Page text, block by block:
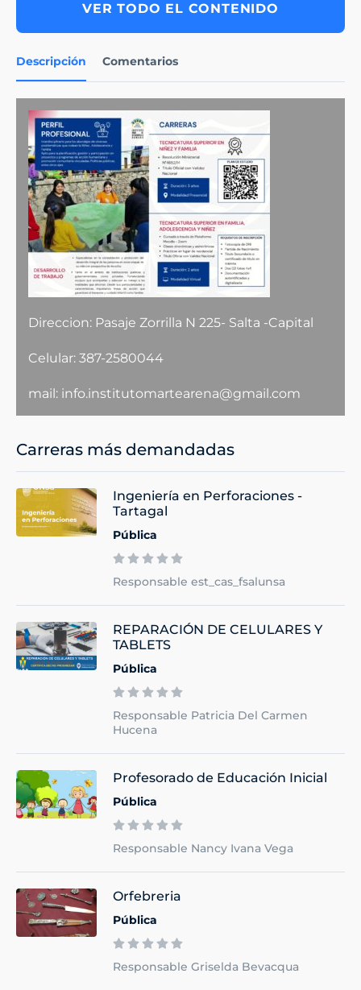
Descripción Comentarios
Direccion: Pasaje Zorrilla N 225- Salta -Capital
Celular: 387-2580044
mail: info.institutomartearena@gmail.com
VER TODO EL CONTENIDO
Carreras más demandadas
Ingeniería en Perforaciones -
Tartagal
Pública
Responsable est_cas_fsalunsa
REPARACIÓN DE CELULARES Y
TABLETS
Pública
Responsable Patricia Del Carmen
Hucena
Profesorado de Educación Inicial
Pública
Responsable Nancy Ivana Vega
Orfebreria
Pública
Responsable Griselda Bevacqua